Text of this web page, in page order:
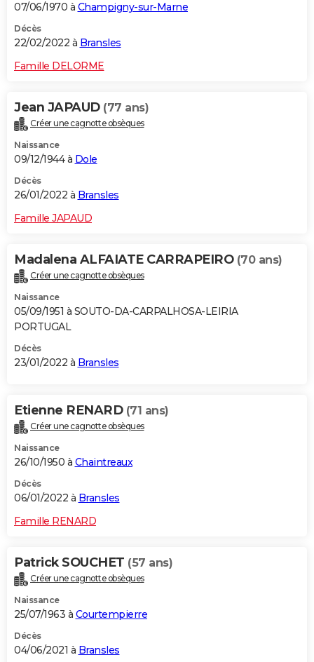
07/06/1970 à Champigny-sur-Marne
Décès
22/02/2022 à Bransles
Famille DELORME
Jean JAPAUD (77 ans)
Créer une cagnotte obsèques
Naissance
09/12/1944 à Dole
Décès
26/01/2022 à Bransles
Famille JAPAUD
Madalena ALFAIATE CARRAPEIRO (70 ans)
Créer une cagnotte obsèques
Naissance
05/09/1951 à SOUTO-DA-CARPALHOSA-LEIRIA
PORTUGAL
Décès
23/01/2022 à Bransles
Etienne RENARD (71 ans)
Créer une cagnotte obsèques
Naissance
26/10/1950 à Chaintreaux
Décès
06/01/2022 à Bransles
Famille RENARD
Patrick SOUCHET (57 ans)
Créer une cagnotte obsèques
Naissance
25/07/1963 à Courtempierre
Décès
04/06/2021 à Bransles